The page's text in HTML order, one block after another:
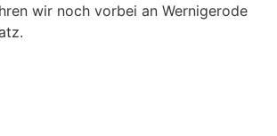
wir noch vorbei an Wernigerode